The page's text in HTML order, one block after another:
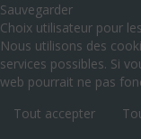
Sauvegarder
Choix utilisateur pour
Nous utilisons des
services possibles. Si
web pourrait ne pas
Tout accepter